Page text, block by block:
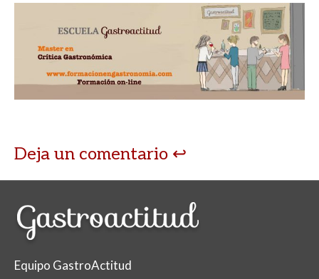
Deja un comentario
Equipo GastroActitud